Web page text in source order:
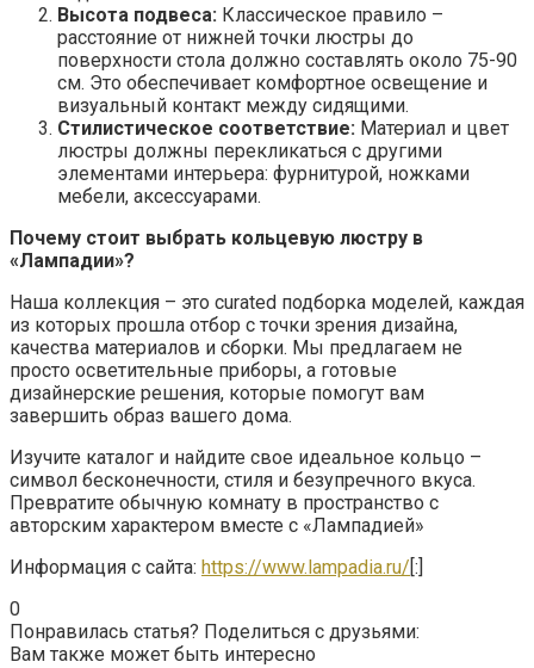
Высота подвеса: Классическое правило –
расстояние от нижней точки люстры до
поверхности стола должно составлять около 75-90
см. Это обеспечивает комфортное освещение и
визуальный контакт между сидящими.
Стилистическое соответствие: Материал и цвет
люстры должны перекликаться с другими
элементами интерьера: фурнитурой, ножками
мебели, аксессуарами.
Почему стоит выбрать кольцевую люстру в
«Лампaдии»?
Наша коллекция – это curated подборка моделей, каждая
из которых прошла отбор с точки зрения дизайна,
качества материалов и сборки. Мы предлагаем не
просто осветительные приборы, а готовые
дизайнерские решения, которые помогут вам
завершить образ вашего дома.
Изучите каталог и найдите свое идеальное кольцо –
символ бесконечности, стиля и безупречного вкуса.
Превратите обычную комнату в пространство с
авторским характером вместе с «Лампaдией»
Информация с сайта: https://www.lampadia.ru/ [:]
0
Понравилась статья? Поделиться с друзьями:
Вам также может быть интересно